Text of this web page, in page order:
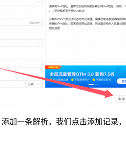
加一条解析，我们点击添加记录